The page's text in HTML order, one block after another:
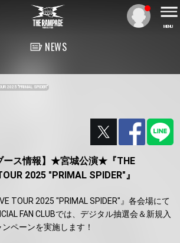
MENU
NEWS
2025 "PRIMAL SPIDER"
ース情報】★宮城公演★『THE
2025 "PRIMAL SPIDER"』
TOUR 2025 "PRIMAL SPIDER"』各会場にて
FAN CLUBでは、デジタル抽選会＆新規入
ペーンを実施します！